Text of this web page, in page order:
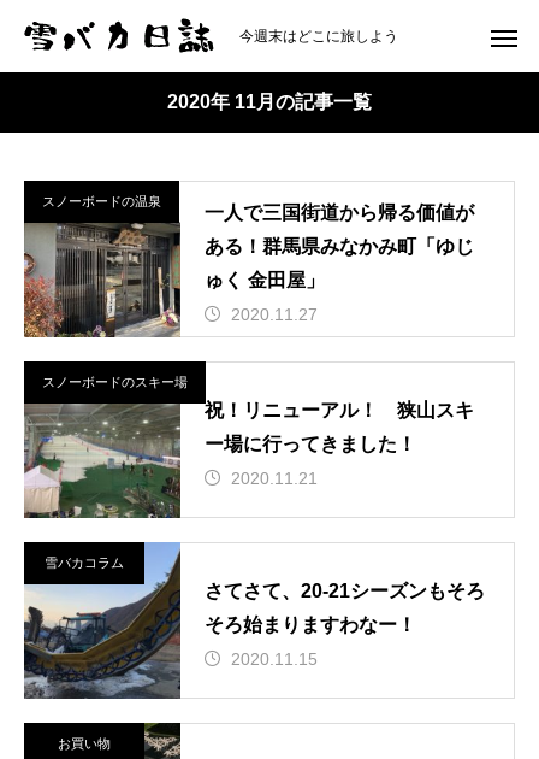
今週末はどこに旅しよう
2020年 11月の記事一覧
スノーボードの温泉
一人で三国街道から帰る価値が
ある！群馬県みなかみ町「ゆじ
ゅく 金田屋」
2020.11.27
スノーボードのスキー場
祝！リニューアル！ 狭山スキ
ー場に行ってきました！
2020.11.21
雪バカコラム
さてさて、20-21シーズンもそろ
そろ始まりますわなー！
2020.11.15
お買い物